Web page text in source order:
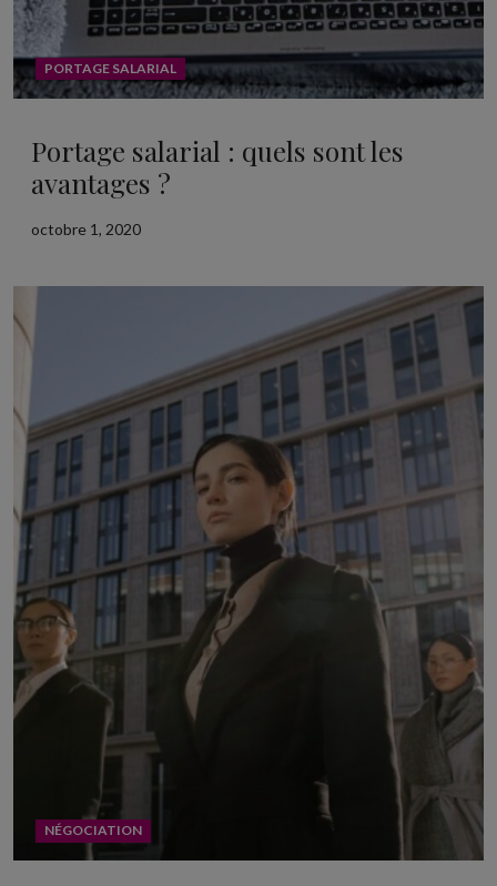
PORTAGE SALARIAL
Portage salarial : quels sont les
avantages ?
octobre 1, 2020
NÉGOCIATION